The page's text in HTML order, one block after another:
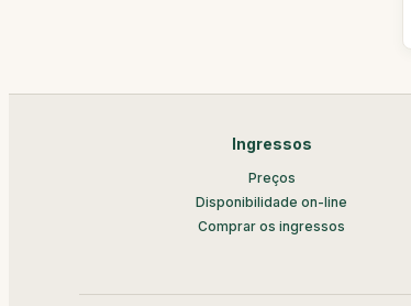
Ingressos
Preços
Disponibilidade on-line
Comprar os ingressos